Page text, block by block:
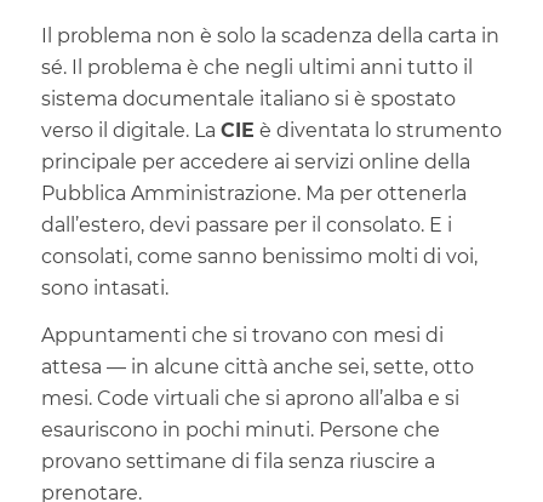
Il problema non è solo la scadenza della carta in
sé. Il problema è che negli ultimi anni tutto il
sistema documentale italiano si è spostato
verso il digitale. La CIE è diventata lo strumento
principale per accedere ai servizi online della
Pubblica Amministrazione. Ma per ottenerla
dall’estero, devi passare per il consolato. E i
consolati, come sanno benissimo molti di voi,
sono intasati.
Appuntamenti che si trovano con mesi di
attesa — in alcune città anche sei, sette, otto
mesi. Code virtuali che si aprono all’alba e si
esauriscono in pochi minuti. Persone che
provano settimane di fila senza riuscire a
prenotare.